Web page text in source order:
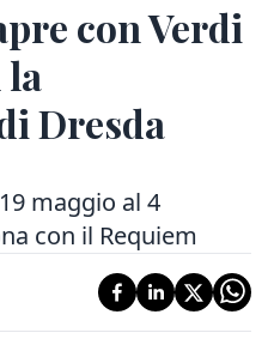
con Verdi
la
Dresda
maggio al 4
con il Requiem